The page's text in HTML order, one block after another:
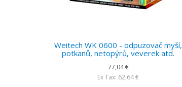
Weitech WK 0600 - odpuzovač myší,
potkanů, netopýrů, veverek atd.
77,04 €
Ex Tax: 62,64 €